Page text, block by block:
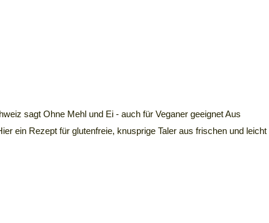
sagt Ohne Mehl und Ei - auch für Veganer geeignet Aus
ein Rezept für glutenfreie, knusprige Taler aus frischen und leicht